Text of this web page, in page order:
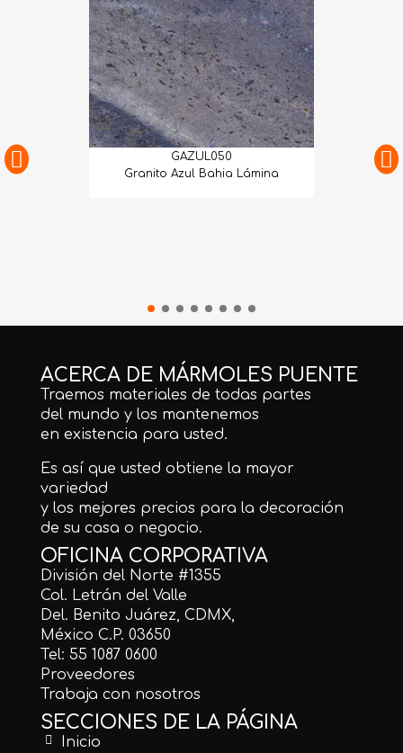
GAZUL050
Granito Azul Bahia Lámina
ACERCA DE MÁRMOLES PUENTE
Traemos materiales de todas partes
del mundo y los mantenemos
en existencia para usted.
Es así que usted obtiene la mayor
variedad
y los mejores precios para la decoración
de su casa o negocio.
OFICINA CORPORATIVA
División del Norte #1355
Col. Letrán del Valle
Del. Benito Juárez, CDMX,
México C.P. 03650
Tel: 55 1087 0600
Proveedores
Trabaja con nosotros
SECCIONES DE LA PÁGINA
Inicio